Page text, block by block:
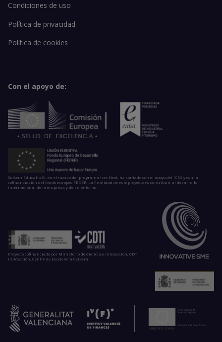
Condiciones de uso
Política de privacidad
Política de cookies
Con el apoyo de:
GoKoan Educatio SL en el marco del programa Icex Next, ha contado con el apoyo del ICEX y con la
cofinanciación del fondo europeo FEDER. La finalidad de este proyecto es contribuir al desarrollo
internacional de la empresa y de su entorno.
Proyecto cofinanciado por Ministerio de Ciencia e Innovación, CDTI
Innovación, Centro de Excelencia Cervera.